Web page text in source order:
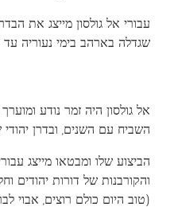
שגדלה בארהב בימי נעוריה
השביח עם השנים, ובדרן יהודי
הביצוע שלו ומבטאו מייצג
והקורבנות של דורות יהודים
(טוב היום כולם רוצים, אבוי